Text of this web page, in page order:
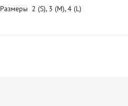
Размеры  2 (S), 3 (M), 4 (L)